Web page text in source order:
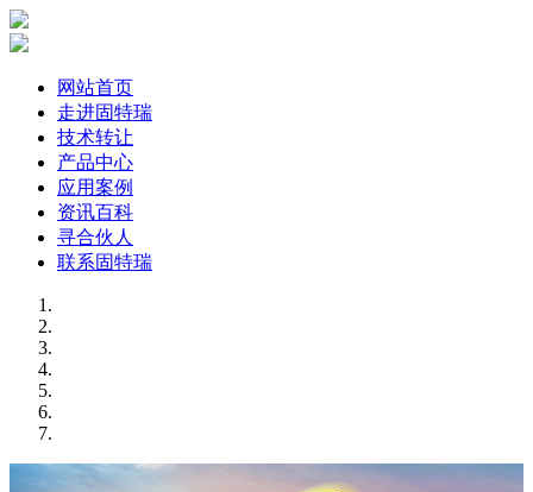
网站首页
走进固特瑞
技术转让
产品中心
应用案例
资讯百科
寻合伙人
联系固特瑞